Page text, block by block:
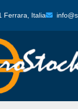
Ferrara, Italia